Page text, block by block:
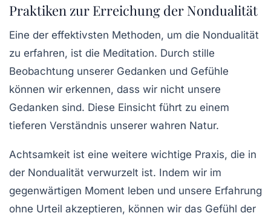
Praktiken zur Erreichung der Nondualität
Eine der effektivsten Methoden, um die Nondualität
zu erfahren, ist die Meditation. Durch stille
Beobachtung unserer Gedanken und Gefühle
können wir erkennen, dass wir nicht unsere
Gedanken sind. Diese Einsicht führt zu einem
tieferen Verständnis unserer wahren Natur.
Achtsamkeit ist eine weitere wichtige Praxis, die in
der Nondualität verwurzelt ist. Indem wir im
gegenwärtigen Moment leben und unsere Erfahrung
ohne Urteil akzeptieren, können wir das Gefühl der